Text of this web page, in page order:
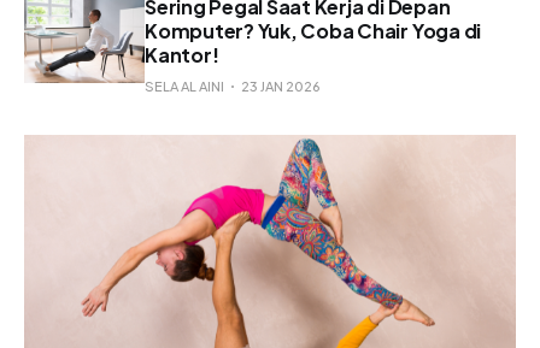
Sering Pegal Saat Kerja di Depan
Komputer? Yuk, Coba Chair Yoga di
Kantor!
SELA AL AINI 23 JAN 2026